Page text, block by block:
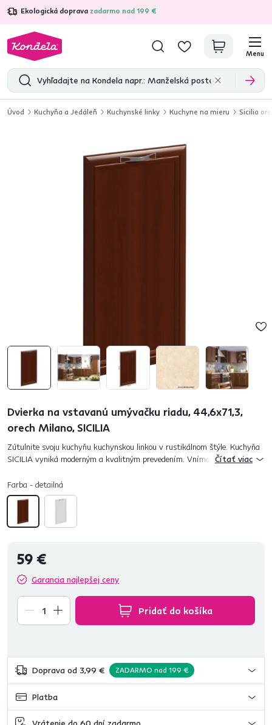
Ekologická doprava zadarmo nad 199 €
4,7 31 333overených produktových recenzií
Menu
Úvod Kuchyňa a Jedáleň Kuchynské linky Kuchyne na mieru Sicilia
Dvierka na vstavanú umývačku riadu, 44,6x71,3,
orech Milano, SICILIA
Zútulnite svoju kuchyňu kuchynskou linkou v rustikálnom štýle. Kuchyňa
SICILIA vyniká moderným a kvalitným prevedením. Vnímajte jedinečnú
Čítať viac
Farba - detailná
59 €
Garancia najlepšej ceny
Pridať do košíka
Doprava od 3,99 € ZADARMO nad 199 €
Platba